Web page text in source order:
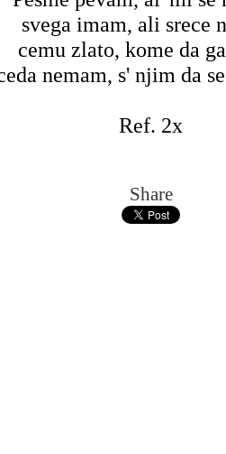
svega imam, ali srece
cemu zlato, kome da
nemam, s' njim da
Ref. 2x
Share